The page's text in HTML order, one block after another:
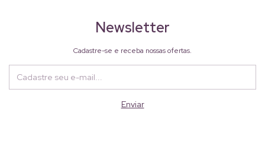
Newsletter
Cadastre-se e receba nossas ofertas.